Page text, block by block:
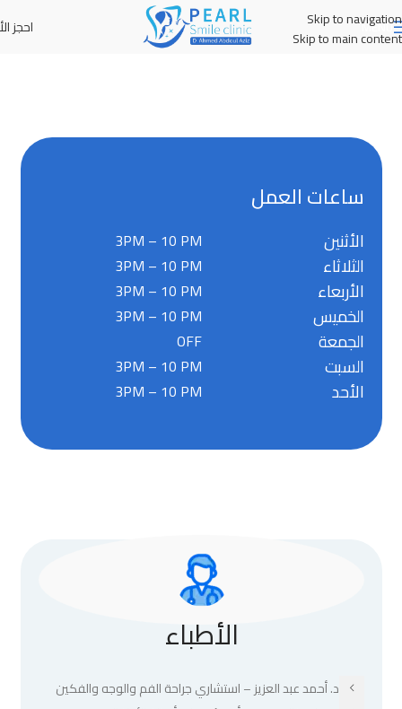
Skip to navigation
Skip to main content
MENU احجز
ساعات العمل
3PM – 10 PM الأثنين
3PM – 10 PM الثلاثاء
3PM – 10 PM الأربعاء
3PM – 10 PM الخميس
OFF الجمعة
3PM – 10 PM السبت
3PM – 10 PM الأحد
الأطباء
د. أحمد عبد العزيز – استشاري جراحة الفم والوجه والفكين